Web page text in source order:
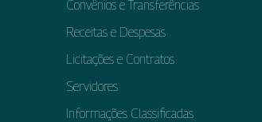
Convênios e Transferências
Receitas e Despesas
Licitações e Contratos
Servidores
Informações Classificadas